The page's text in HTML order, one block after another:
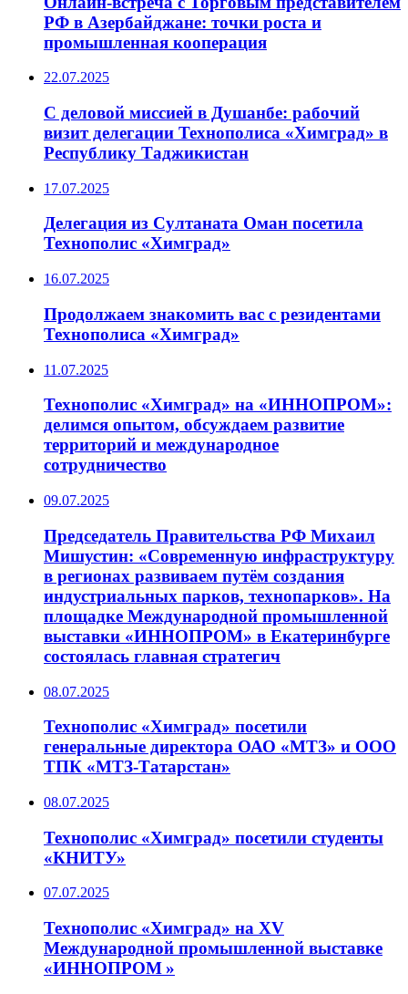
РФ в Азербайджане: точки роста и
промышленная кооперация
22.07.2025
С деловой миссией в Душанбе: рабочий
визит делегации Технополиса «Химград» в
Республику Таджикистан
17.07.2025
Делегация из Султаната Оман посетила
Технополис «Химград»
16.07.2025
Продолжаем знакомить вас с резидентами
Технополиса «Химград»
11.07.2025
Технополис «Химград» на «ИННОПРОМ»:
делимся опытом, обсуждаем развитие
территорий и международное
сотрудничество
09.07.2025
Председатель Правительства РФ Михаил
Мишустин: «Современную инфраструктуру
в регионах развиваем путём создания
индустриальных парков, технопарков». На
площадке Международной промышленной
выставки «ИННОПРОМ» в Екатеринбурге
состоялась главная стратегич
08.07.2025
Технополис «Химград» посетили
генеральные директора ОАО «МТЗ» и ООО
ТПК «МТЗ-Татарстан»
08.07.2025
Технополис «Химград» посетили студенты
«КНИТУ»
07.07.2025
Технополис «Химград» на XV
Международной промышленной выставке
«ИННОПРОМ »